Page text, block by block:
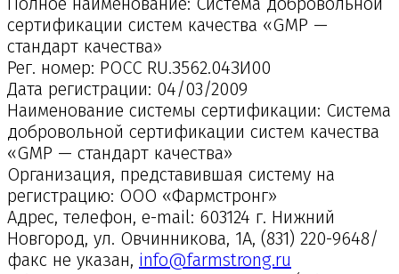
сертификации систем качества «GMP —
стандарт качества»
Рег. номер: РОСС RU.З562.04ЗИ00
Дата регистрации: 04/03/2009
Наименование системы сертификации: Система
добровольной сертификации систем качества
«GMP — стандарт качества»
Организация, представившая систему на
регистрацию: ООО «Фармстронг»
Адрес, телефон, e-mail: 603124 г. Нижний
Новгород, ул. Овчинникова, 1А, (831) 220-9648/
факс не указан, info@farmstrong.ru